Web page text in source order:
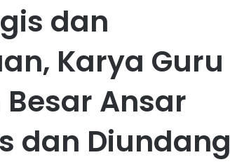
dan
Karya Guru
Besar Ansar
dan Diundang